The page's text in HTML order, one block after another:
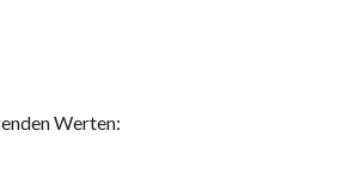
Werten: